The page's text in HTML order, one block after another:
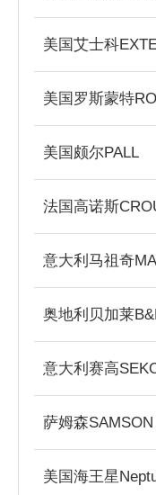
美国艾士科
美国颇尔PALL
法国高诺斯
奥地利贝加莱
意大利赛高
萨姆森SAMSON
美国海王星